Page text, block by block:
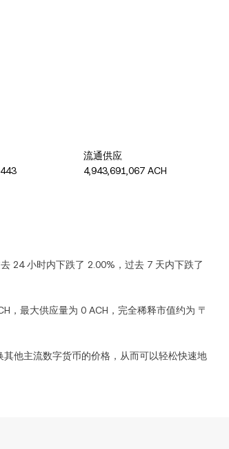
流通供应
4,943,691,067 ACH
去 24 小时内下跌了 2.00% ，过去 7 天内下跌了
，最大供应量为 0 ACH ，完全稀释市值约为 〒
其他主流数字货币的价格，从而可以轻松快速地